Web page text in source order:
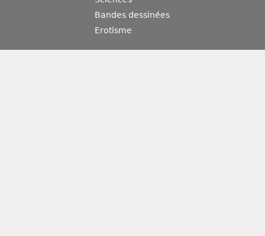
Bandes dessinées
Erotisme